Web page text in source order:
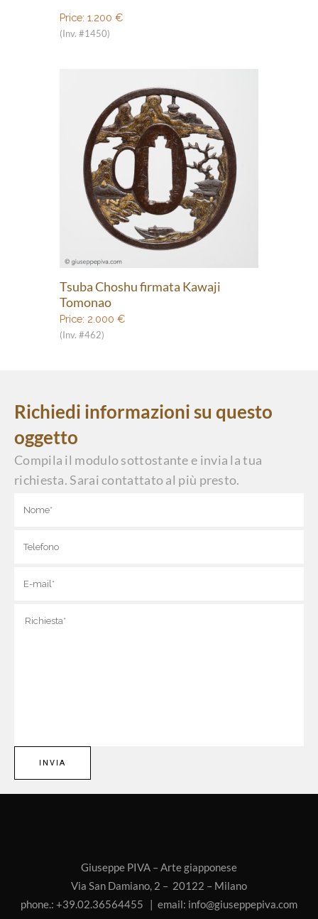
Price: 1.200 €
(Inv. #1450)
Tsuba Choshu firmata Kawaji
Tomonao
Price: 2.000 €
(Inv. #462)
Richiedi informazioni su questo
oggetto
Compila il modulo sottostante e invia la tua
richiesta. Sarai contattato al più presto.
Giuseppe PIVA – Arte giapponese
Via San Damiano, 2 – 20122 – Milano
phone.: +39.02.36564455 | email: info@giuseppepiva.com